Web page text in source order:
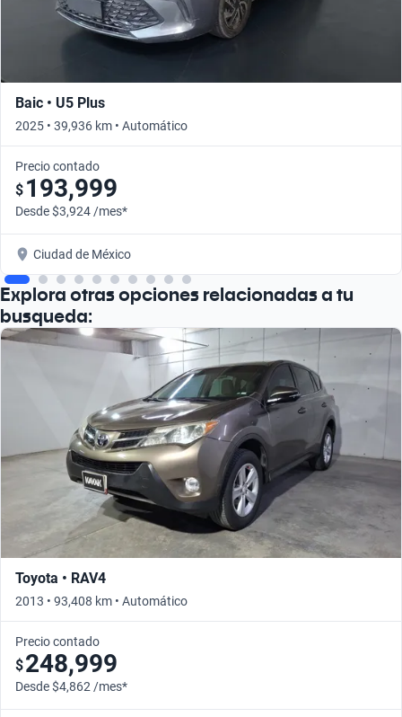
Baic • U5 Plus
2025 • 39,936 km • Automático
Precio contado
$ 193,999
Desde $3,924 /mes*
Ciudad de México
Explora otras opciones relacionadas a tu
busqueda:
Toyota • RAV4
2013 • 93,408 km • Automático
Precio contado
$248,999
Desde $4,862 /mes*